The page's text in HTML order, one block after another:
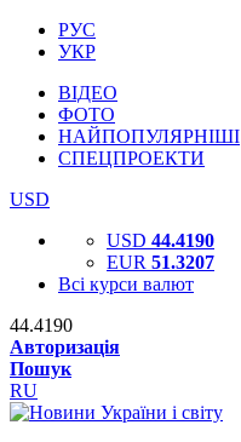
РУС
УКР
ВІДЕО
ФОТО
НАЙПОПУЛЯРНІШІ
СПЕЦПРОЕКТИ
USD
USD 44.4190
EUR 51.3207
Всі курси валют
44.4190
Авторизація
Пошук
RU